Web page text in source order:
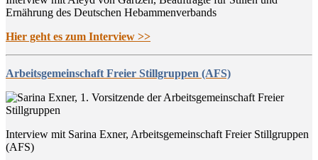
Ernährung des Deutschen Hebammenverbands
Hier geht es zum Interview >>
Arbeitsgemeinschaft Freier Stillgruppen (AFS)
Interview mit Sarina Exner, Arbeitsgemeinschaft Freier Stillgruppen
(AFS)